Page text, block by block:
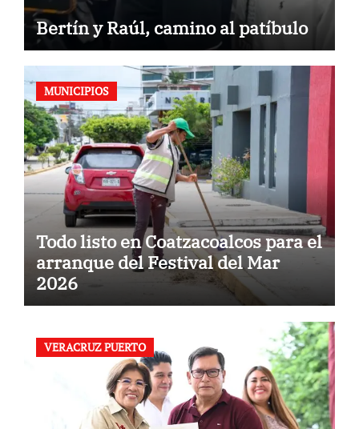
Bertín y Raúl, camino al patíbulo
MUNICIPIOS
Todo listo en Coatzacoalcos para el
arranque del Festival del Mar
2026
VERACRUZ PUERTO